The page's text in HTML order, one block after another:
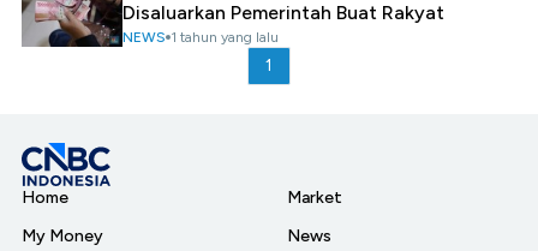
Disaluarkan Pemerintah Buat Rakyat
NEWS 1 tahun yang lalu
1
Home
My Money
Market
News